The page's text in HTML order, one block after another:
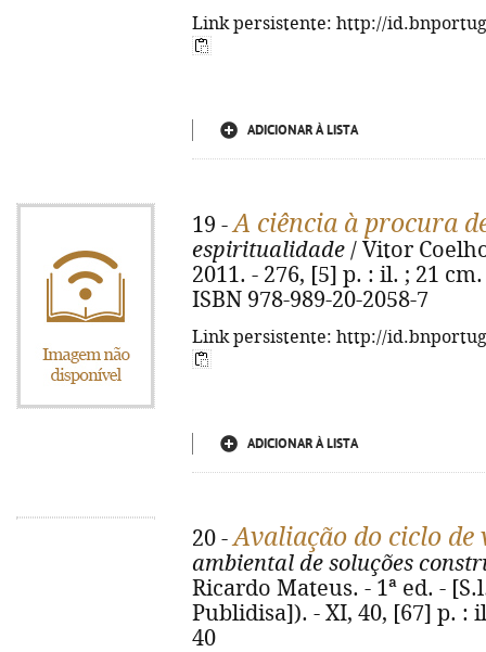
Link persistente: http://
ADICIONAR À LISTA
19 -A ciência à procura
espiritualidade / Vitor
2011. - 276, [5] p. : il. ; 21
ISBN 978-989-20-2058-7
Link persistente: http://
ADICIONAR À LISTA
20 -Avaliação do ciclo de
ambiental de soluções
Ricardo Mateus. - 1ª ed. -
Publidisa]). - XI, 40, [67] p. :
40